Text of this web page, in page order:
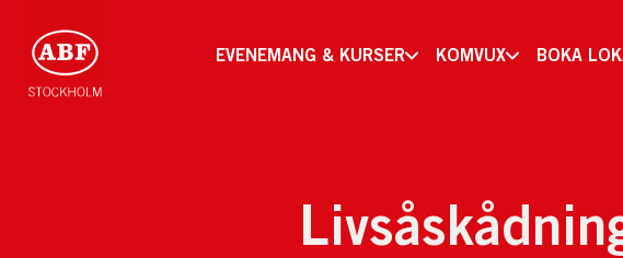
EVENEMANG & KURSER KOMVUX BOKA